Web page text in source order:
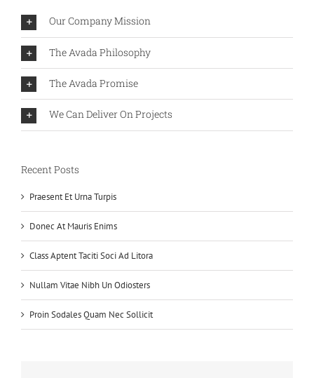
Our Company Mission
The Avada Philosophy
The Avada Promise
We Can Deliver On Projects
Recent Posts
Praesent Et Urna Turpis
Donec At Mauris Enims
Class Aptent Taciti Soci Ad Litora
Nullam Vitae Nibh Un Odiosters
Proin Sodales Quam Nec Sollicit